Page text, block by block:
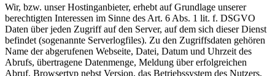
Wir, bzw. unser Hostinganbieter, erhebt auf Grundlage unserer
berechtigten Interessen im Sinne des Art. 6 Abs. 1 lit. f. DSGVO
Daten über jeden Zugriff auf den Server, auf dem sich dieser Dienst
befindet (sogenannte Serverlogfiles). Zu den Zugriffsdaten gehören
Name der abgerufenen Webseite, Datei, Datum und Uhrzeit des
Abrufs, übertragene Datenmenge, Meldung über erfolgreichen
Abruf, Browsertyp nebst Version, das Betriebssystem des Nutzers,